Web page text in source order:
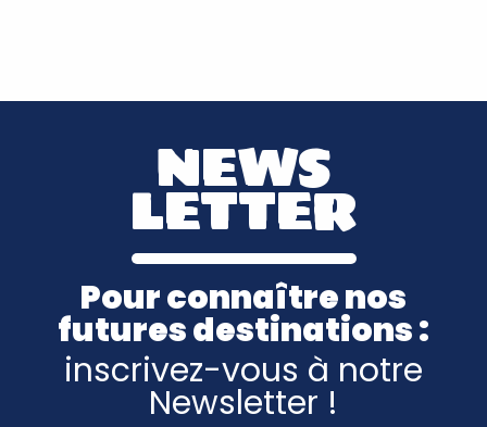
NEWS
LETTER
Pour connaître nos
futures destinations :
inscrivez-vous à notre
Newsletter !